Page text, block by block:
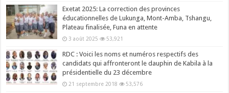
Exetat 2025: La correction des provinces
éducationnelles de Lukunga, Mont-Amba, Tshangu,
Plateau finalisée, Funa en attente
3 août 2025 53,921
RDC : Voici les noms et numéros respectifs des
candidats qui affronteront le dauphin de Kabila à la
présidentielle du 23 décembre
21 septembre 2018 53,576